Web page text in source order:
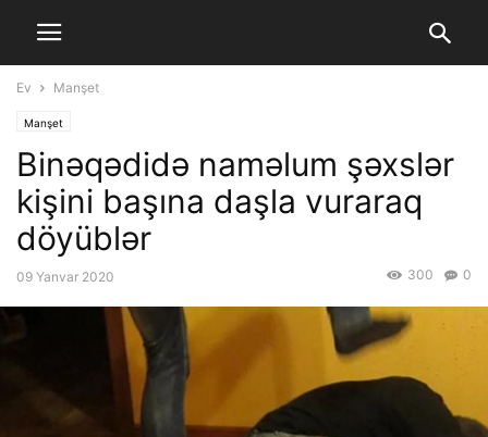
Ev Manşet
Manşet
Binəqədidə naməlum şəxslər
kişini başına daşla vuraraq
döyüblər
09 Yanvar 2020 0
300